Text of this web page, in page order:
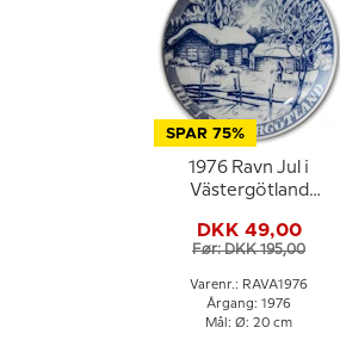
SPAR 75%
1976 Ravn Jul i
Västergötland
DKK 49,00
Før: DKK 195,00
Varenr.: RAVA1976
Årgang: 1976
Mål: Ø: 20 cm